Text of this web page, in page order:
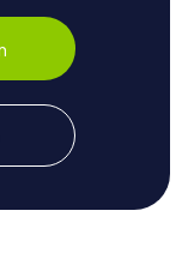
Fluss, der die
für ihre
das
die ihr
die